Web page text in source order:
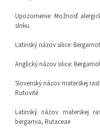
Upozornenie: Možnosť
slnku.
Latinský názov silice:
Anglický názov silice:
Slovenský názov materskej
Rutovité
Latinský názov materskej
bergamia, Rutaceae